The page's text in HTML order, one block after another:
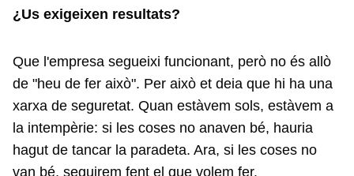
¿Us exigeixen resultats?
Que l'empresa segueixi funcionant, però no és allò
de "heu de fer això". Per això et deia que hi ha una
xarxa de seguretat. Quan estàvem sols, estàvem a
la intempèrie: si les coses no anaven bé, hauria
hagut de tancar la paradeta. Ara, si les coses no
van bé, seguirem fent el que volem fer.